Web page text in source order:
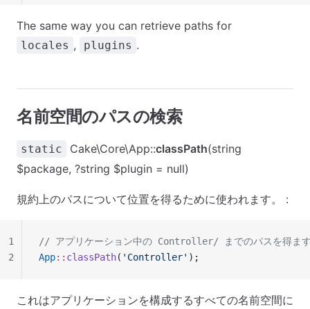
The same way you can retrieve paths for
locales , plugins .
名前空間のパスの検索
static Cake\Core\App::classPath(string
$package, ?string $plugin = null)
規約上のパスについて位置を得るために使われます。 :
// アプリケーション中の Controller/ までのパスを得ま
App:: classPath( 'Controller' );
1
2
これはアプリケーションを構成するすべての名前空間に